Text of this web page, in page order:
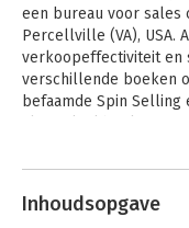
een bureau voor sales
Percellville (VA), USA.
verkoopeffectiviteit en
verschillende boeken
befaamde Spin
Andere
Inhoudsopgave